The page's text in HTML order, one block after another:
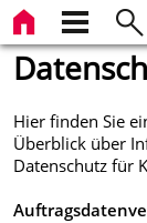
Hier finden Sie
Überblick über
Datenschutz für